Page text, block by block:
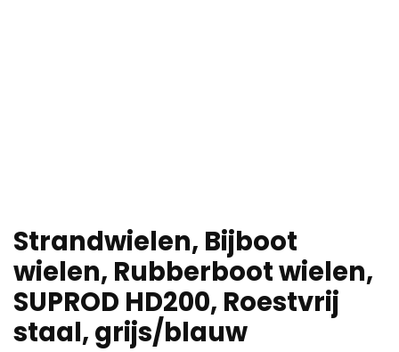
Strandwielen, Bijboot
wielen, Rubberboot wielen,
SUPROD HD200, Roestvrij
staal, grijs/blauw